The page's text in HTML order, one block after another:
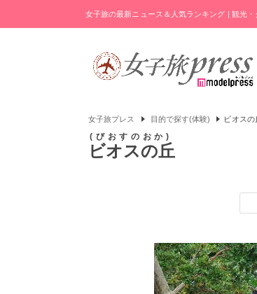
女子旅の最新ニュース＆人気ランキング | 観光
女子旅プレス 目的で探す(体験) ビオスの
ビオスの丘
びおすのおか